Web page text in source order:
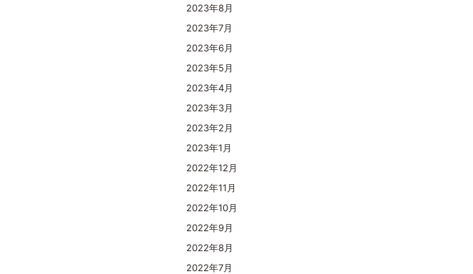
2023年8月
2023年7月
2023年6月
2023年5月
2023年4月
2023年3月
2023年2月
2023年1月
2022年12月
2022年11月
2022年10月
2022年9月
2022年8月
2022年7月